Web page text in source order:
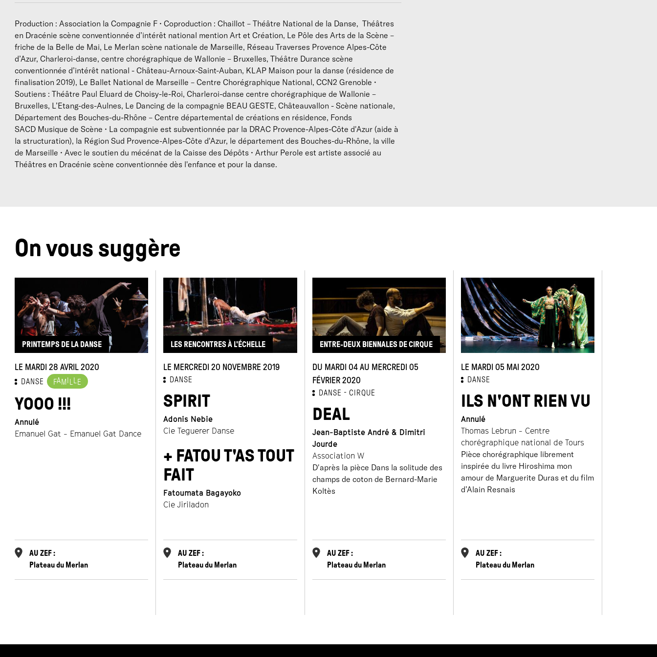
Production : Association la Compagnie F • Coproduction : Chaillot – Théâtre National de la Danse, Théâtres
en Dracénie scène conventionnée d’intérêt national mention Art et Création, Le Pôle des Arts de la Scène –
friche de la Belle de Mai, Le Merlan scène nationale de Marseille, Réseau Traverses Provence Alpes-Côte
d’Azur, Charleroi-danse, centre chorégraphique de Wallonie – Bruxelles, Théâtre Durance scène
conventionnée d’intérêt national - Château-Arnoux-Saint-Auban, KLAP Maison pour la danse (résidence de
finalisation 2019), Le Ballet National de Marseille – Centre Chorégraphique National, CCN2 Grenoble •
Soutiens : Théâtre Paul Eluard de Choisy-le-Roi, Charleroi-danse centre chorégraphique de Wallonie –
Bruxelles, L’Etang-des-Aulnes, Le Dancing de la compagnie BEAU GESTE, Châteauvallon - Scène nationale,
Département des Bouches-du-Rhône – Centre départemental de créations en résidence, Fonds
SACD Musique de Scène • La compagnie est subventionnée par la DRAC Provence-Alpes-Côte d'Azur (aide à
la structuration), la Région Sud Provence-Alpes-Côte d'Azur, le département des Bouches-du-Rhône, la ville
de Marseille • Avec le soutien du mécénat de la Caisse des Dépôts • Arthur Perole est artiste associé au
Théâtres en Dracénie scène conventionnée dès l'enfance et pour la danse.
On vous suggère
PRINTEMPS DE LA DANSE
LE MARDI 28 AVRIL 2020
DANSE FAM E
YOOO !!!
Annulé
Emanuel Gat - Emanuel Gat Dance
AU ZEF :
Plateau du Merlan
LES RENCONTRES À L'ÉCHELLE
LE MERCREDI 20 NOVEMBRE 2019
DANSE
SPIRIT
Adonis Nebie
Cie Teguerer Danse
+ FATOU T'AS TOUT
FAIT
Fatoumata Bagayoko
Cie Jiriladon
AU ZEF :
Plateau du Merlan
ENTRE-DEUX BIENNALES DE CIRQUE
DU MARDI 04 AU MERCREDI 05
FÉVRIER 2020
DANSE CIRQUE
DEAL
Jean-Baptiste André & Dimitri
Jourde
Association W
D'après la pièce Dans la solitude des
champs de coton de Bernard-Marie
Koltès
AU ZEF :
Plateau du Merlan
LE MARDI 05 MAI 2020
DANSE
ILS N'ONT RIEN VU
Annulé
Thomas Lebrun - Centre
chorégraphique national de Tours
Pièce chorégraphique librement
inspirée du livre Hiroshima mon
amour de Marguerite Duras et du film
d’Alain Resnais
AU ZEF :
Plateau du Merlan